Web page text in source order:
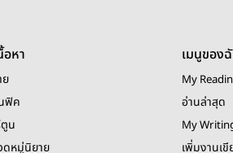
อหา
ฟิค
น
ดหมู่นิยาย
เมนูของ
My
อ่านล่าสุด
My
เพิ่มงานเ